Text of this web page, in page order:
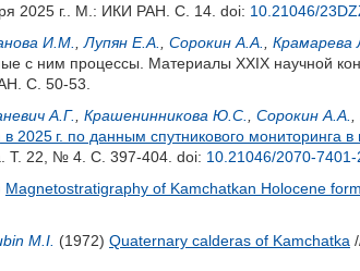
2025 г.. М.: ИКИ РАН. С. 14. doi: 10.21046/
И.М. Лупян Е.А. Сорокин А.А. Крамарева
с ним процессы. Материалы XXIX научной
С. 50-53.
А.Г. Крашенинникова Ю.С. Сорокин А.А.
2025 г. по данным спутникового мониторинга
Т. 22, № 4. С. 397-404. doi: 10.21046/2070-
Magnetostratigraphy of Kamchatkan Holocene
M.I. (1972) Quaternary calderas of Kamchatka